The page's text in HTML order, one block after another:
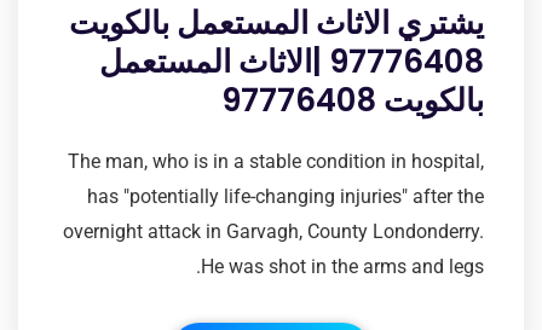
يشتري الاثاث المستعمل بالكويت
97776408 |الاثاث المستعمل
بالكويت 97776408
The man, who is in a stable condition in hospital,
has "potentially life-changing injuries" after the
overnight attack in Garvagh, County Londonderry.
He was shot in the arms and legs.